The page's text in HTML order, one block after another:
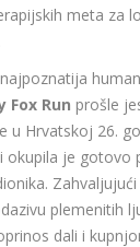
meta za
Fox Run prošle
u Hrvatskoj 26.
okupila je gotovo
plemenitih
dali i